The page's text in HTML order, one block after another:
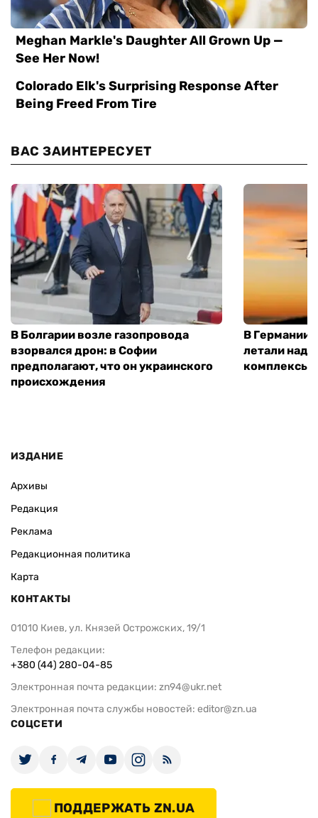
ВАС ЗАИНТЕРЕСУЕТ
В Болгарии возле газопровода
взорвался дрон: в Софии
предполагают, что он украинского
происхождения
В Германии
летали над
комплексы
ИЗДАНИЕ
Архивы
Редакция
Реклама
Редакционная политика
Карта
КОНТАКТЫ
01010 Киев, ул. Князей Острожских, 19/1
Телефон редакции:
+380 (44) 280-04-85
Электронная почта редакции: zn94@ukr.net
Электронная почта службы новостей: editor@zn.ua
СОЦСЕТИ
ПОДДЕРЖАТЬ ZN.UA